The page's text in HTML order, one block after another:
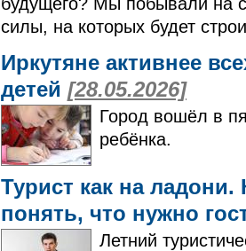
силы, на которых будет
Иркутяне активнее
детей [28.05.2026]
Город вошёл в
ребёнка.
Турист как на
понять, что нужно
Летний